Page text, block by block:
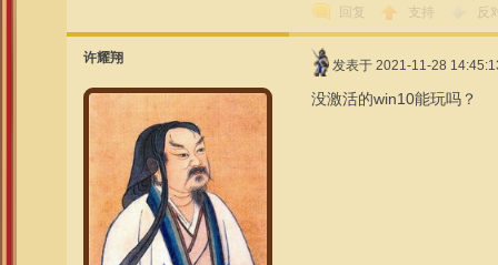
回复 支持 反
许耀翔
发表于 2021-11-28
没激活的win10能玩吗？